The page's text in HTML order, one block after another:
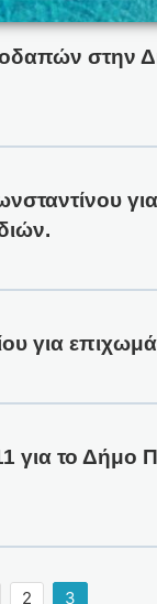
στην
για
για το Δήμο
2 3